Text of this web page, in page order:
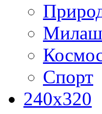
Спорт
240x320